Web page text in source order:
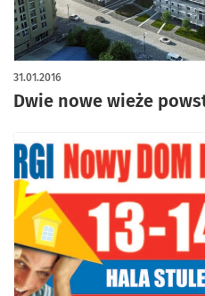
Dwie nowe wieże
31.01.2016